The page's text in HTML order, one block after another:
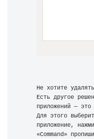
Не хотите
Есть другое
приложений — это
Для этого
приложение,
«Command»